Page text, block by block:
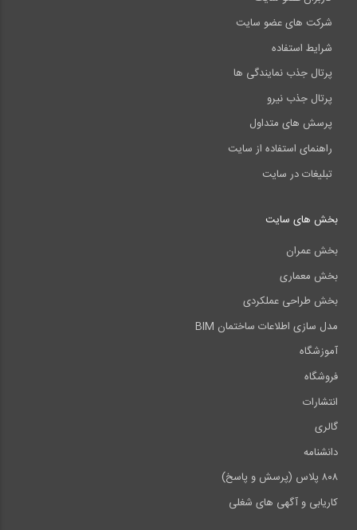
شرکت های عضو سایت
شرایط استفاده
پرتال جذب نمایندگی ها
پرتال جذب نیرو
پرسش های متداول
راهنمای استفاده از سایت
تبلیغات در سایت
بخش های سایت
بخش عمران
بخش معماری
بخش طراحی عملکردی
مدل سازی اطلاعات ساختمان BIM
آموزشگاه
فروشگاه
انتشارات
گالری
دانشنامه
۸۰۸ پلاس (پرسش و پاسخ)
کاریابی و آگهی های شغلی